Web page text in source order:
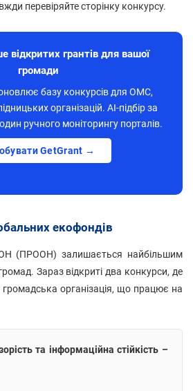
перевіряйте сторінку конкурсу.
відкритих грантів для вашої
громади
базу конкурсів для ОМС,
організацій. AI-підбір за
ручного моніторингу порталів.
GetGrant →
екофондів
(ПРООН) залишається найбільшим
Зараз відкриті два конкурси, де
організація, що працює на
та інформаційна стійкість –